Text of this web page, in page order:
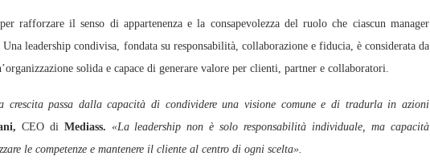
rafforzare il senso di appartenenza e la consapevolezza del ruolo che ciascun manager
leadership condivisa, fondata su responsabilità, collaborazione e fiducia, è considerata da
solida e capace di generare valore per clienti, partner e collaboratori.
crescita passa dalla capacità di condividere una visione comune e di tradurla in azioni
CEO di Mediass. «La leadership non è solo responsabilità individuale, ma capacità
le competenze e mantenere il cliente al centro di ogni scelta».